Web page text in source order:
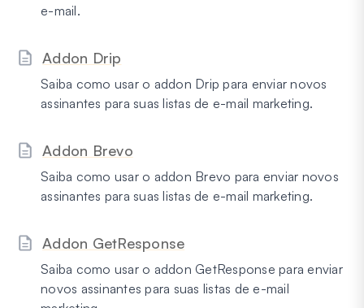
e-mail.
Addon Drip
Saiba como usar o addon Drip para enviar novos
assinantes para suas listas de e-mail marketing.
Addon Brevo
Saiba como usar o addon Brevo para enviar novos
assinantes para suas listas de e-mail marketing.
Addon GetResponse
Saiba como usar o addon GetResponse para enviar
novos assinantes para suas listas de e-mail